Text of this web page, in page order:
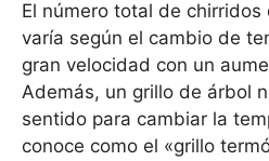
El número total de
varía según el cambio de
gran velocidad con un
Además, un grillo de árbol
sentido para cambiar la
conoce como el «grillo